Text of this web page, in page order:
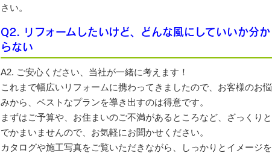
さい。
Q2. リフォームしたいけど、どんな風にしていいか分か
らない
A2. ご安心ください、当社が一緒に考えます！
これまで幅広いリフォームに携わってきましたので、お客様のお悩
みから、ベストなプランを導き出すのは得意です。
まずはご予算や、お住まいのご不満があるところなど、ざっくりと
でかまいませんので、お気軽にお聞かせください。
カタログや施工写真をご覧いただきながら、しっかりとイメージを